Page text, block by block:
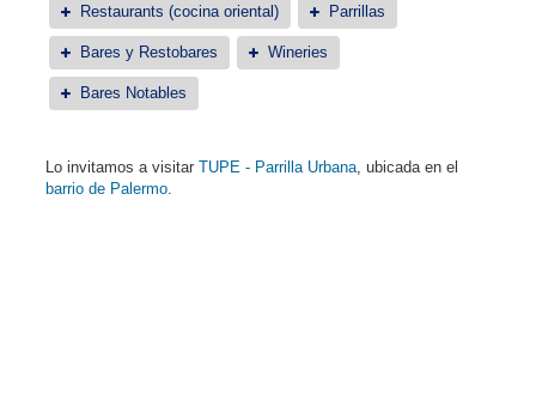
Restaurants (cocina oriental) Parrillas
Bares y Restobares Wineries
Bares Notables
Lo invitamos a visitar TUPE - Parrilla Urbana , ubicada en el
barrio de Palermo